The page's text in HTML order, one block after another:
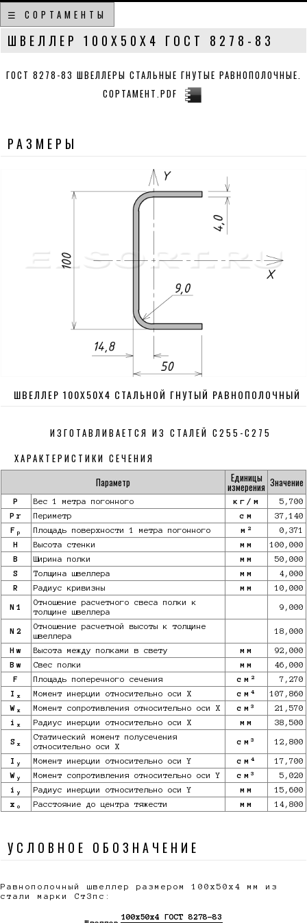
☰ СОРТАМЕНТЫ
ШВЕЛЛЕР 100Х50Х4 ГОСТ 8278-83
ГОСТ 8278-83 ШВЕЛЛЕРЫ СТАЛЬНЫЕ ГНУТЫЕ РАВНОПОЛОЧНЫЕ.
СОРТАМЕНТ.PDF
РАЗМЕРЫ
ШВЕЛЛЕР 100Х50Х4 СТАЛЬНОЙ ГНУТЫЙ РАВНОПОЛОЧНЫЙ
ИЗГОТАВЛИВАЕТСЯ ИЗ СТАЛЕЙ С255-С275
ХАРАКТЕРИСТИКИ СЕЧЕНИЯ
Параметр
Единицы
измерения Значение
P Вес 1 метра погонного кг/м
5,700
Pr
Периметр см
37,140
F p Площадь поверхности 1 метра погонного м 2
0,371
H
Высота стенки мм
100,000
B
Ширина полки мм
50,000
S
Толщина швеллера мм
4,000
R
Радиус кривизны мм 10,000
N1
Отношение расчетного свеса полки к
толщине швеллера
9,000
N2
Отношение расчетной высоты к толщине
швеллера
18,000
Hw Высота между полками в свету мм
92,000
Bw
Свес полки мм
46,000
F
Площадь поперечного сечения см 2
7,270
I x Момент инерции относительно оси X см 4
107,860
W x Момент сопротивления относительно оси X см 3
21,570
i x Радиус инерции относительно оси X мм 38,500
S x
Статический момент полусечения
относительно оси X
см 3 12,800
I y Момент инерции относительно оси Y см 4
17,700
W y Момент сопротивления относительно оси Y см 3
5,020
i y Радиус инерции относительно оси Y мм
15,600
x o Расстояние до центра тяжести мм 14,800
УСЛОВНОЕ ОБОЗНАЧЕНИЕ
Равнополочный швеллер размером 100х50х4 мм из
стали марки Ст3пс:
100х50х4 ГОСТ 8278-83